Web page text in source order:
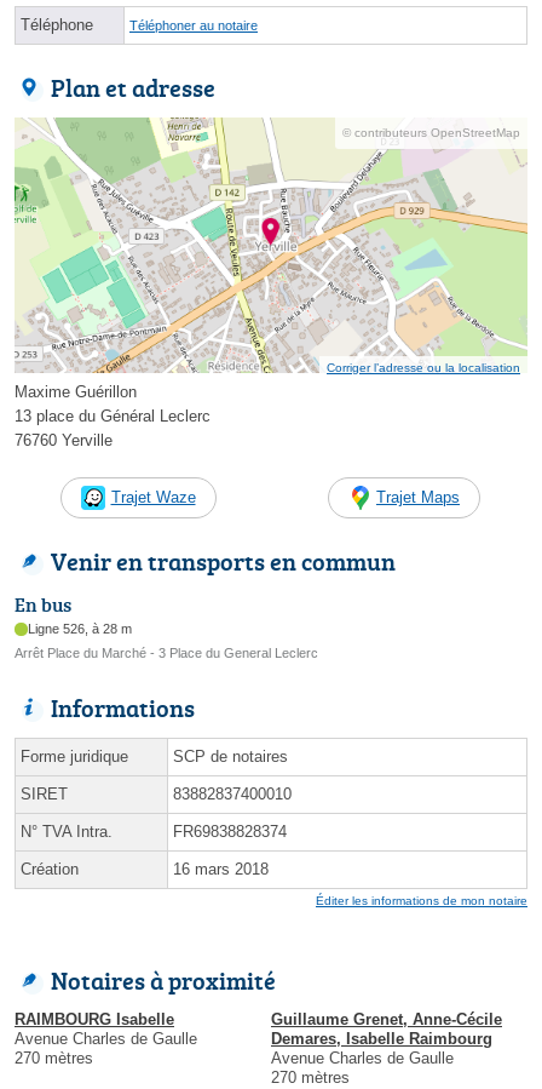
Téléphone Téléphoner au notaire
Plan et adresse
© contributeurs OpenStreetMap
Corriger l’adresse ou la localisation
Maxime Guérillon
13 place du Général Leclerc
76760 Yerville
Trajet Waze Trajet Maps
Venir en transports en commun
En bus
Ligne 526, à 28 m
Arrêt Place du Marché - 3 Place du General Leclerc
Informations
Forme juridique SCP de notaires
SIRET 83882837400010
N° TVA Intra. FR69838828374
Création 16 mars 2018
Éditer les informations de mon notaire
Notaires à proximité
RAIMBOURG Isabelle
Avenue Charles de Gaulle
270 mètres
Guillaume Grenet, Anne-Cécile
Demares, Isabelle Raimbourg
Avenue Charles de Gaulle
270 mètres